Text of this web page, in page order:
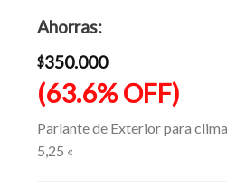
era:
$549.990.
precio
actual
es:
$199.990.
Ahorras:
$350.000
(63.6% OFF)
Parlante de Exterior para
5,25 «